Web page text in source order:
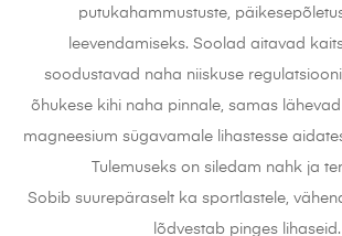
putukahammustuste,
leevendamiseks. Soolad aitavad
soodustavad naha niiskuse
õhukese kihi naha pinnale, samas
magneesium sügavamale lihastesse
Tulemuseks on siledam nahk ja
Sobib suurepäraselt ka sportlastele,
lõdvestab pinges lihaseid.